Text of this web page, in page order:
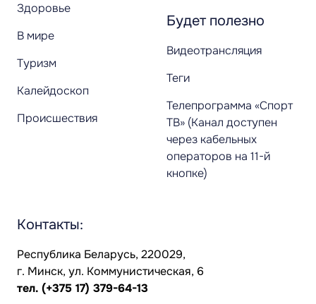
Здоровье
В мире
Туризм
Калейдоскоп
Происшествия
Будет полезно
Видеотрансляция
Теги
Телепрограмма «Спорт
ТВ» (Канал доступен
через кабельных
операторов на 11-й
кнопке)
Контакты:
Республика Беларусь, 220029,
г. Минск, ул. Коммунистическая, 6
тел. (+375 17) 379-64-13